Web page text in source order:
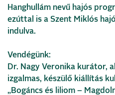
Hanghullám nevű hajós
ezúttal is a Szent Miklós
indulva.
Vendégünk:
Dr. Nagy Veronika kurátor,
izgalmas, készülő kiállítás
„Bogáncs és liliom –